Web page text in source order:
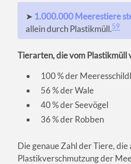
➤ 1.000.000 Meerestiere
allein durch Plastikmüll.59
Tierarten, die vom Plastikmüll
100 % der
56 % der Wale
40 % der Seevögel
36 % der Robben
Die genaue Zahl der Tiere, die
Plastikverschmutzung der